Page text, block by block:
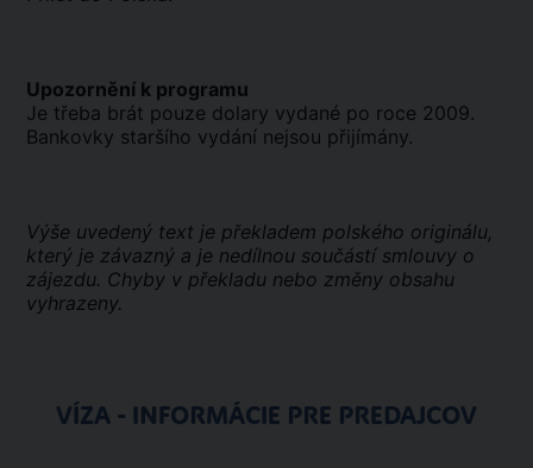
Upozornění k programu
Je třeba brát pouze dolary vydané po roce 2009.
Bankovky staršího vydání nejsou přijímány.
Výše uvedený text je překladem polského originálu,
který je závazný a je nedílnou součástí smlouvy o
zájezdu. Chyby v překladu nebo změny obsahu
vyhrazeny.
VÍZA - INFORMÁCIE PRE PREDAJCOV